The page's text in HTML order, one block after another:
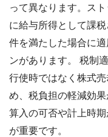
って異なります。ス
に給与所得として課
件を満たした場合に
ンがあります。 税制
行使時ではなく株式
め、税負担の軽減効
算入の可否や計上時
が重要です。